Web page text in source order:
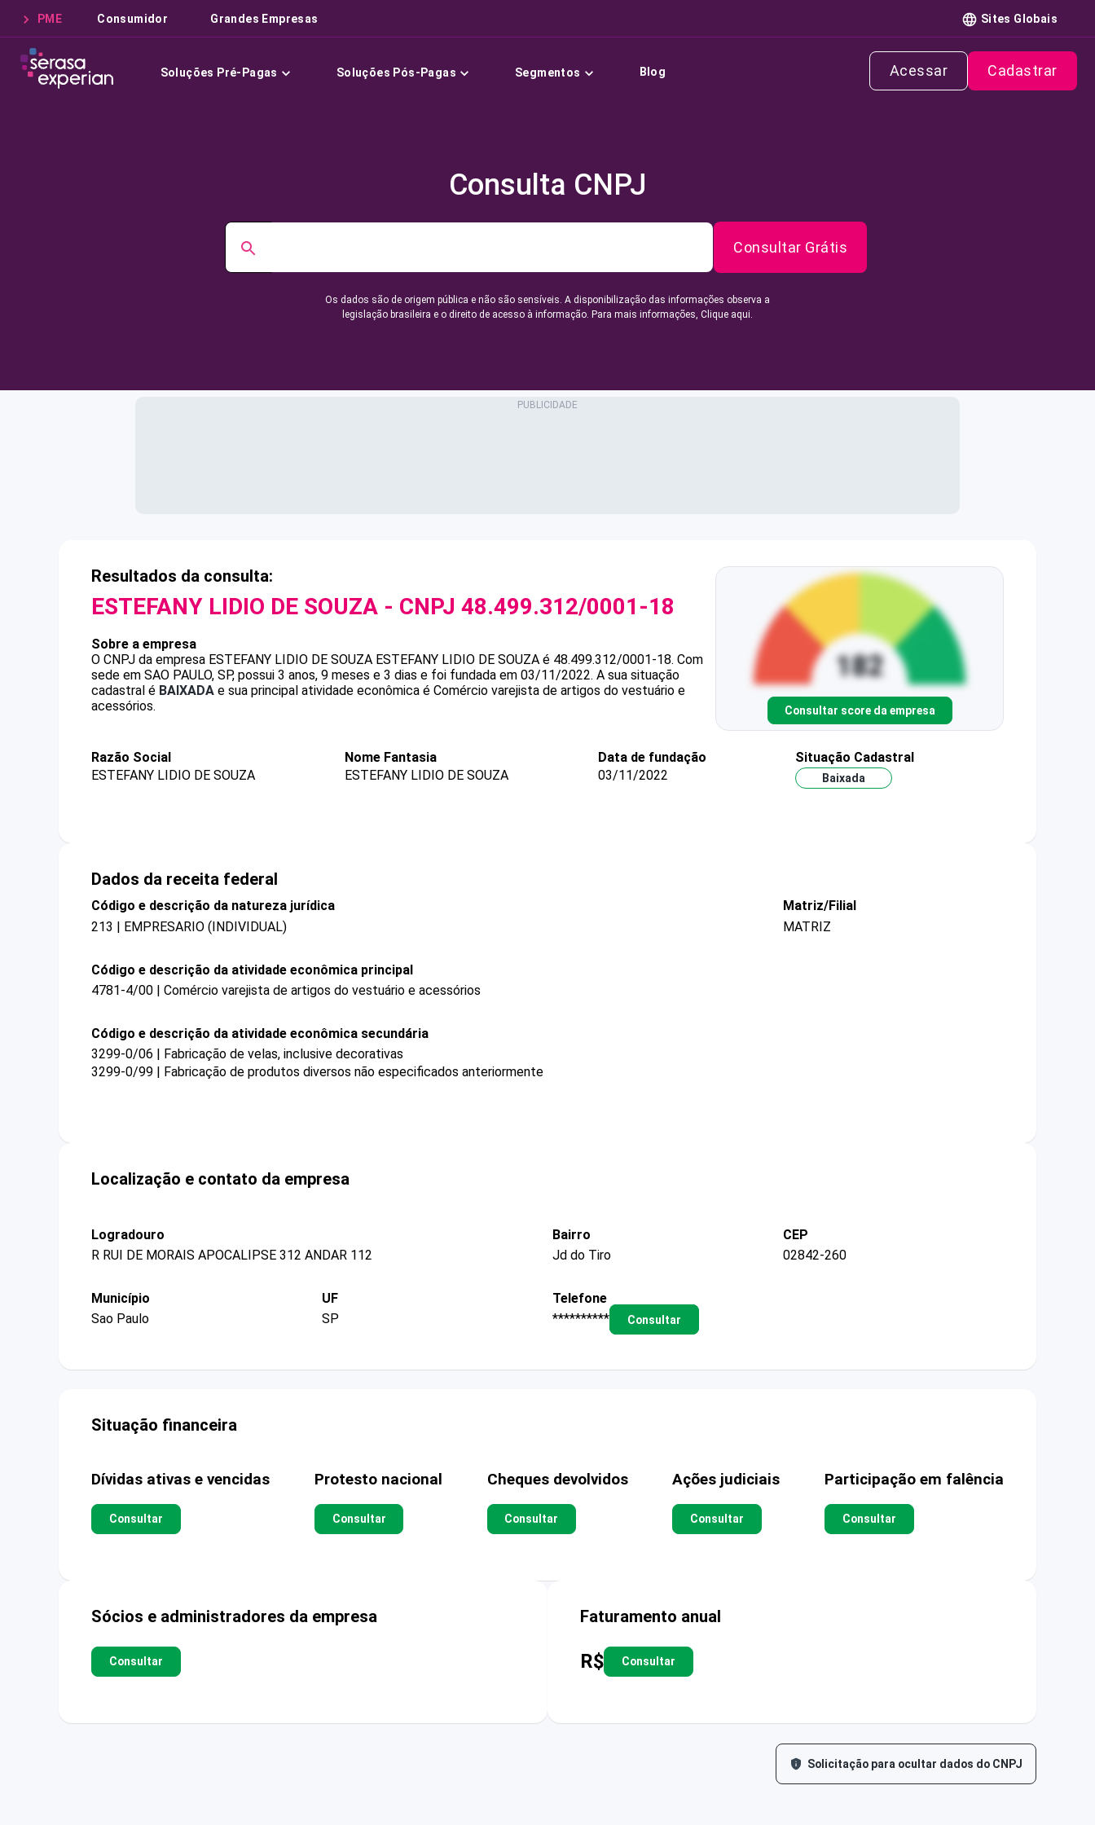
PME Consumidor Grandes Empresas Sites Globais
Soluções Pré-Pagas Soluções Pós-Pagas Segmentos Blog Acessar Cadastrar
Consulta CNPJ
Consultar Grátis
Os dados são de origem pública e não são sensíveis. A disponibilização das informações observa a
legislação brasileira e o direito de acesso à informação. Para mais informações, Clique aqui.
Resultados da consulta:
ESTEFANY LIDIO DE SOUZA - CNPJ 48.499.312/0001-18
Sobre a empresa
O CNPJ da empresa ESTEFANY LIDIO DE SOUZA ESTEFANY LIDIO DE SOUZA é 48.499.312/0001-18. Com
sede em SAO PAULO, SP, possui 3 anos, 9 meses e 3 dias e foi fundada em 03/11/2022. A sua situação
cadastral é BAIXADA e sua principal atividade econômica é Comércio varejista de artigos do vestuário e
acessórios.
Consultar score da empresa
Razão Social
ESTEFANY LIDIO DE SOUZA
Nome Fantasia
ESTEFANY LIDIO DE SOUZA
Data de fundação
03/11/2022
Situação Cadastral
Baixada
Dados da receita federal
Código e descrição da natureza jurídica
213 | EMPRESARIO (INDIVIDUAL)
Matriz/Filial
MATRIZ
Código e descrição da atividade econômica principal
4781-4/00 | Comércio varejista de artigos do vestuário e acessórios
Código e descrição da atividade econômica secundária
3299-0/06 | Fabricação de velas, inclusive decorativas
3299-0/99 | Fabricação de produtos diversos não especificados anteriormente
Localização e contato da empresa
Logradouro
R RUI DE MORAIS APOCALIPSE 312 ANDAR 112
Bairro
Jd do Tiro
CEP
02842-260
Município
Sao Paulo
UF
SP
Telefone
**********
Consultar
Situação financeira
Dívidas ativas e vencidas
Consultar
Protesto nacional
Consultar
Cheques devolvidos
Consultar
Ações judiciais
Consultar
Participação em falência
Consultar
Sócios e administradores da empresa
Consultar
Faturamento anual
R$ Consultar
Solicitação para ocultar dados do CNPJ